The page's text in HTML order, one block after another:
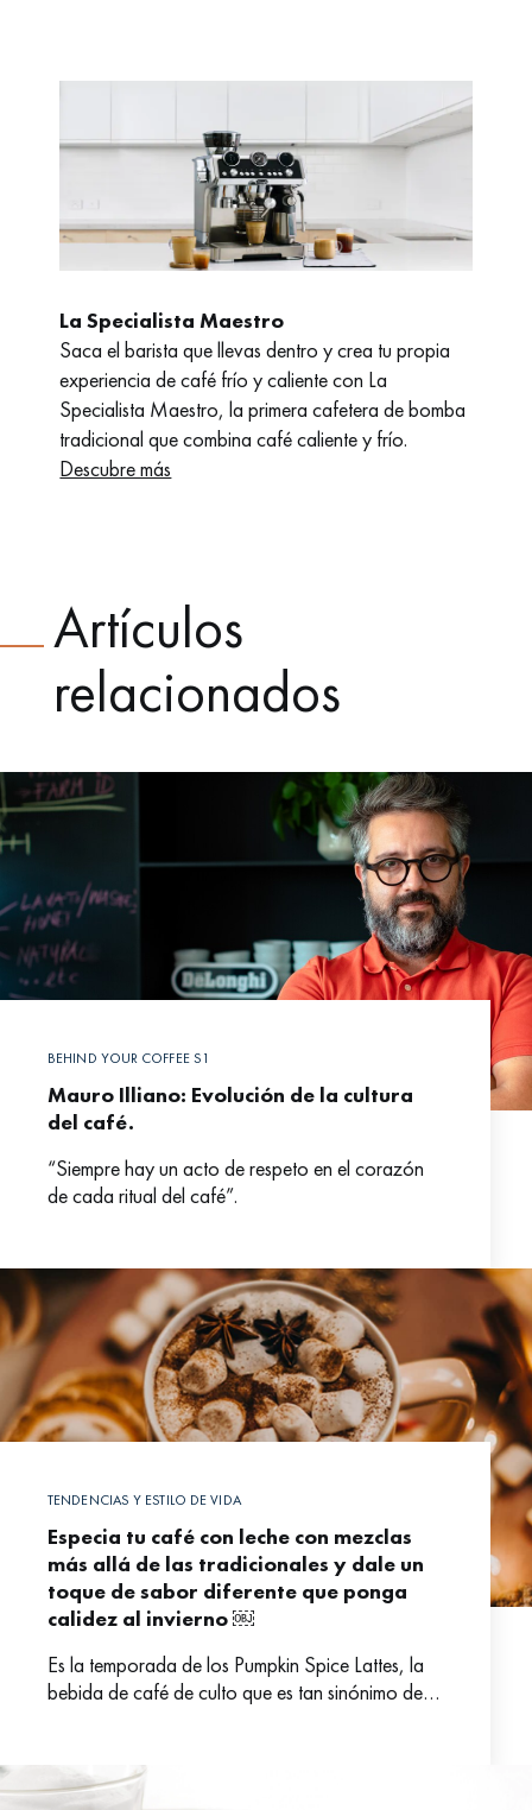
La Specialista Maestro
Saca el barista que llevas dentro y crea tu propia
experiencia de café frío y caliente con La
Specialista Maestro, la primera cafetera de bomba
tradicional que combina café caliente y frío.
Descubre más
Artículos
relacionados
BEHIND YOUR COFFEE S1
Mauro Illiano: Evolución de la cultura
del café.
“Siempre hay un acto de respeto en el corazón
de cada ritual del café”.
TENDENCIAS Y ESTILO DE VIDA
Especia tu café con leche con mezclas
más allá de las tradicionales y dale un
toque de sabor diferente que ponga
calidez al invierno ￼
Es la temporada de los Pumpkin Spice Lattes, la
bebida de café de culto que es tan sinónimo de